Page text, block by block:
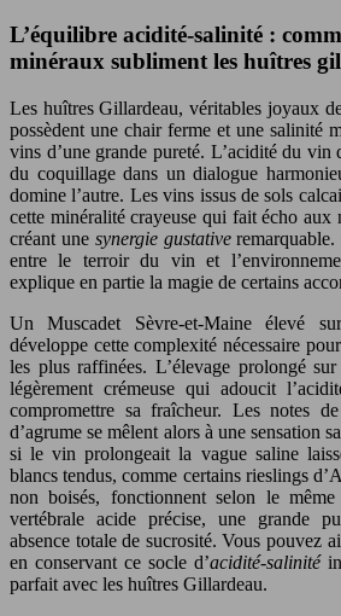
L’équilibre acidité-salinité :
minéraux subliment les huîtres
Les huîtres Gillardeau, véritables joyaux
possèdent une chair ferme et une salinité
vins d’une grande pureté. L’acidité du
du coquillage dans un dialogue
domine l’autre. Les vins issus de sols
cette minéralité crayeuse qui fait écho aux
créant une synergie gustativeremarquable.
entre le terroir du vin et
explique en partie la magie de certains
Un Muscadet Sèvre-et-Maine élevé
développe cette complexité nécessaire
les plus raffinées. L’élevage prolongé
légèrement crémeuse qui adoucit
compromettre sa fraîcheur. Les notes
d’agrume se mêlent alors à une sensation
si le vin prolongeait la vague saline
blancs tendus, comme certains rieslings
non boisés, fonctionnent selon le
vertébrale acide précise, une grande
absence totale de sucrosité. Vous pouvez
en conservant ce socle d’acidité-salinité
parfait avec les huîtres Gillardeau.